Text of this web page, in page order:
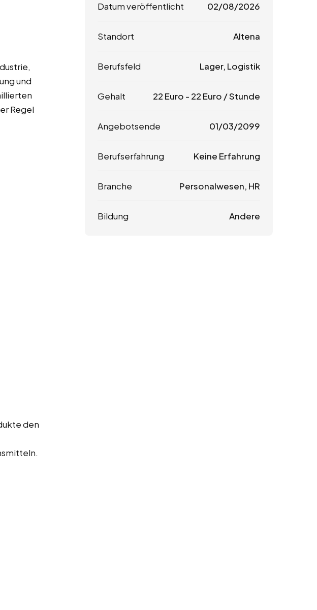
und
Regel
den
Datum veröffentlicht 02/08/2026
Standort Altena
Berufsfeld Lager, Logistik
Gehalt 22 Euro - 22 Euro / Stunde
Angebotsende 01/03/2099
Berufserfahrung Keine Erfahrung
Branche Personalwesen, HR
Bildung Andere